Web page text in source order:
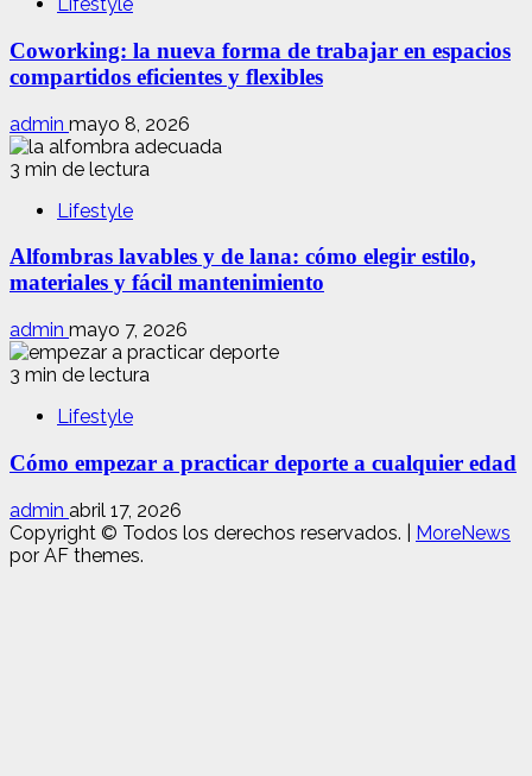
Coworking: la nueva forma de trabajar en espacios
compartidos eficientes y flexibles
admin mayo 8, 2026
3 min de lectura
Lifestyle
Alfombras lavables y de lana: cómo elegir estilo,
materiales y fácil mantenimiento
admin mayo 7, 2026
3 min de lectura
Lifestyle
Cómo empezar a practicar deporte a cualquier edad
admin abril 17, 2026
Copyright © Todos los derechos reservados.
MoreNews
por AF themes.